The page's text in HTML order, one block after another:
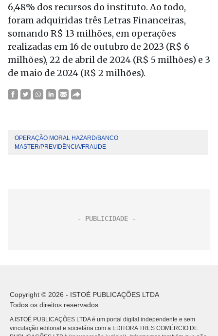
6,48% dos recursos do instituto. Ao todo,
foram adquiridas três Letras Financeiras,
somando R$ 13 milhões, em operações
realizadas em 16 de outubro de 2023 (R$ 6
milhões), 22 de abril de 2024 (R$ 5 milhões) e 3
de maio de 2024 (R$ 2 milhões).
OPERAÇÃO MORAL HAZARD/BANCO
MASTER/PREVIDÊNCIA/FRAUDE
Copyright © 2026 - ISTOÉ PUBLICAÇÕES LTDA
Todos os direitos reservados.
A ISTOÉ PUBLICAÇÕES LTDA é um portal digital independente e sem
vinculação editorial e societária com a EDITORA TRES COMÉRCIO DE